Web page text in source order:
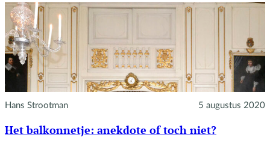
Hans Strootman 5 augustus 2020
Het balkonnetje: anekdote of toch niet?